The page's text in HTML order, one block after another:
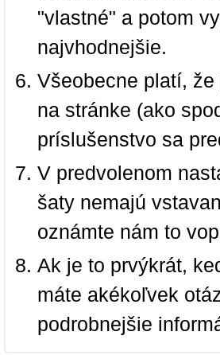
"vlastné" a potom
najvhodnejšie.
Všeobecne platí,
na stránke (ako
príslušenstvo sa
V predvolenom
šaty nemajú
oznámte nám to
Ak je to prvýkrát,
máte akékoľvek
podrobnejšie